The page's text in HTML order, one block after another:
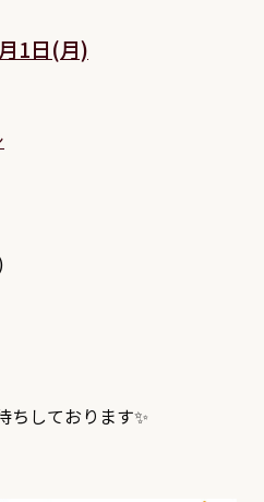
1日(月)
ちしております✨